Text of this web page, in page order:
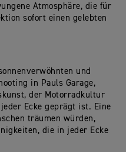
Atmosphäre, die für
sofort einen gelebten
und
in Pauls Garage,
der Motorradkultur
Ecke geprägt ist. Eine
träumen würden,
die in jeder Ecke